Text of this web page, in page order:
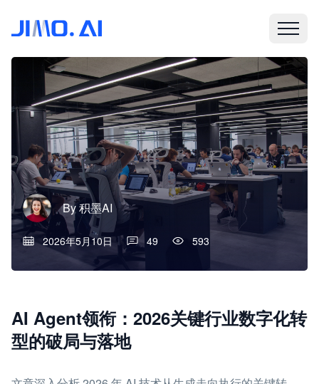
By积墨AI
2026年5月10日 49 593
AI Agent领衔：2026关键行业数字化转
型的破局与落地